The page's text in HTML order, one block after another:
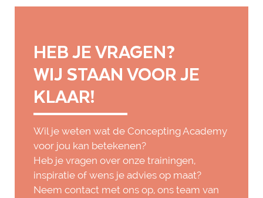
HEB JE VRAGEN?
WIJ STAAN VOOR JE
KLAAR!
Wil je weten wat de Concepting Academy
voor jou kan betekenen?
Heb je vragen over onze trainingen,
inspiratie of wens je advies op maat?
Neem contact met ons op, ons team van